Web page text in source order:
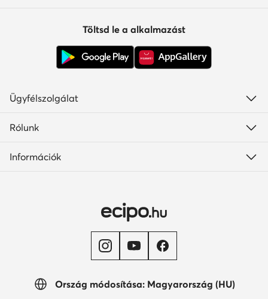
Ország módosítása: Magyarország (HU)
Töltsd le a alkalmazást
Ügyfélszolgálat
Rólunk
Információk